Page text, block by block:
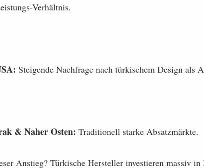
Verhältnis.
Steigende Nachfrage nach türkischem Design als
& Naher Osten: Traditionell starke Absatzmärkte.
Anstieg? Türkische Hersteller investieren massiv